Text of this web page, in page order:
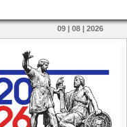
09 | 08 | 2026